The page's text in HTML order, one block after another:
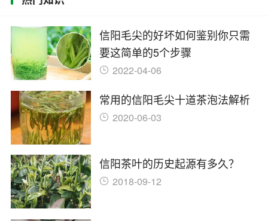
信阳毛尖的好坏如何鉴别你只需
要这简单的5个步骤
2022-04-06
常用的信阳毛尖十道茶泡法解析
2020-06-03
信阳茶叶的历史起源有多久？
2018-09-12